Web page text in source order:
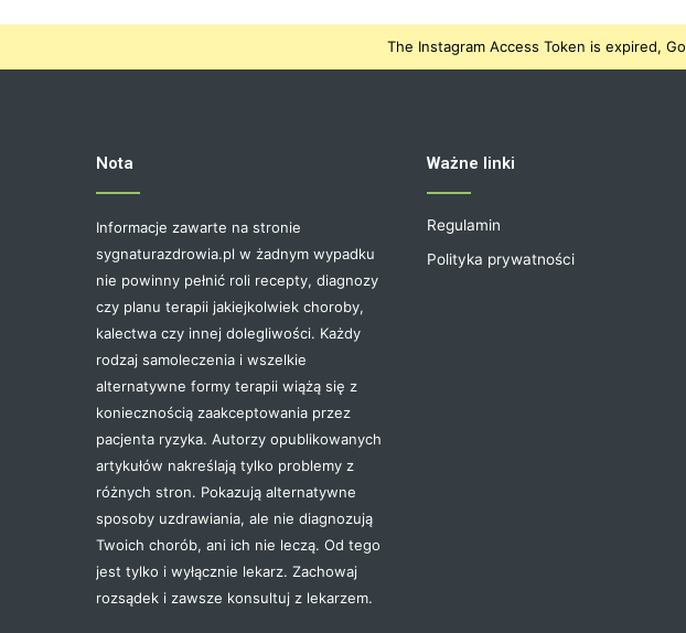
The Instagram Access Token is expired,
Nota
Informacje zawarte na stronie
sygnaturazdrowia.pl w żadnym wypadku
nie powinny pełnić roli recepty, diagnozy
czy planu terapii jakiejkolwiek choroby,
kalectwa czy innej dolegliwości. Każdy
rodzaj samoleczenia i wszelkie
alternatywne formy terapii wiążą się z
koniecznością zaakceptowania przez
pacjenta ryzyka. Autorzy opublikowanych
artykułów nakreślają tylko problemy z
różnych stron. Pokazują alternatywne
sposoby uzdrawiania, ale nie diagnozują
Twoich chorób, ani ich nie leczą. Od tego
jest tylko i wyłącznie lekarz. Zachowaj
rozsądek i zawsze konsultuj z lekarzem.
Ważne linki
Regulamin
Polityka prywatności